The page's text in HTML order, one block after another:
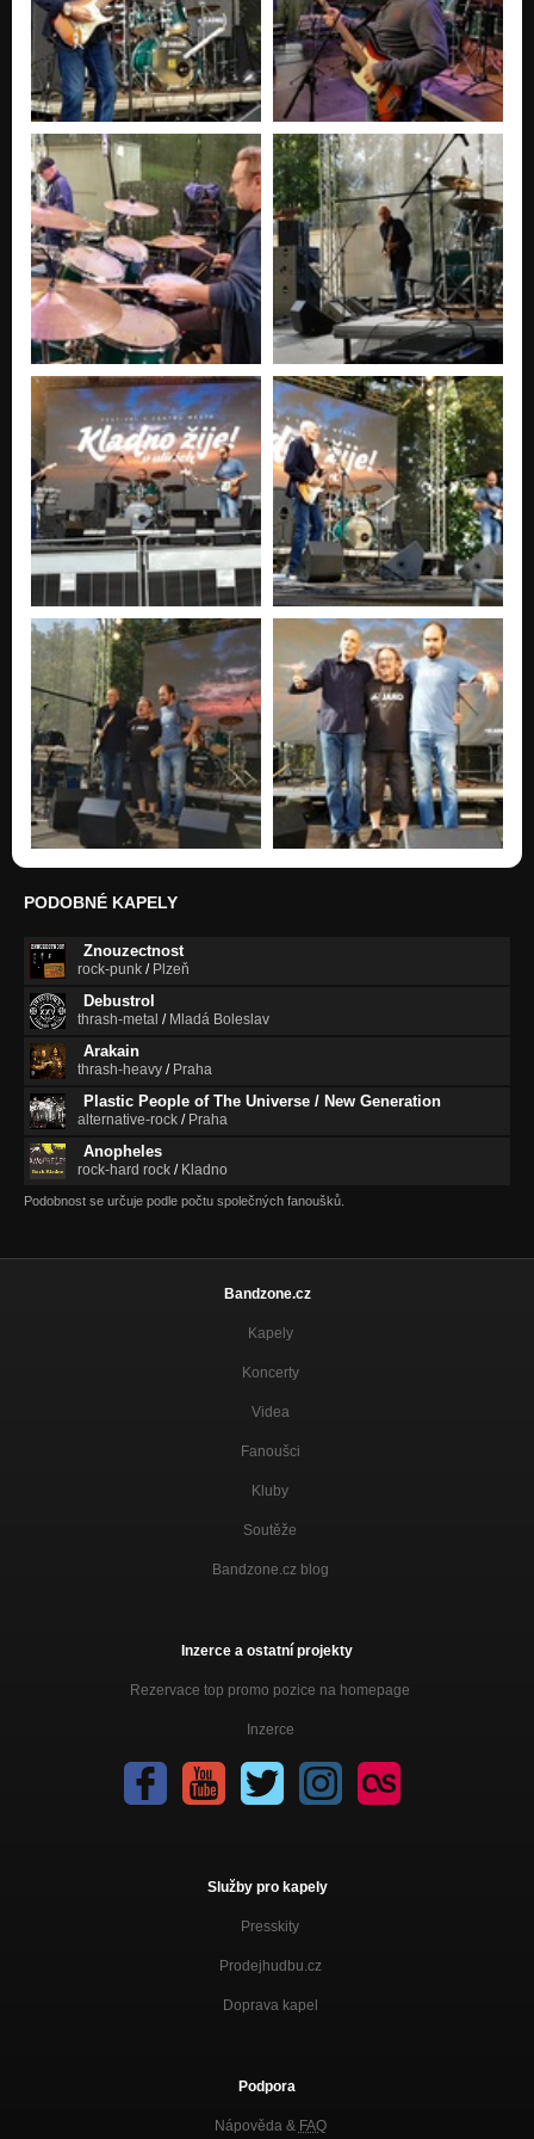
Ještě včera
Hala bala blues
Blues prasklý struny
Hala bala blues
Co je, Co je
Hala bala blues
PODOBNÉ KAPELY
Znouzectnost
rock-punk / Plzeň
Debustrol
thrash-metal / Mladá Boleslav
Arakain
thrash-heavy / Praha
Plastic People of The Universe / New Generation
alternative-rock / Praha
Anopheles
rock-hard rock / Kladno
Podobnost se určuje podle počtu společných fanoušků.
Bandzone.cz
Kapely
Koncerty
Videa
Fanoušci
Kluby
Soutěže
Bandzone.cz blog
Inzerce a ostatní projekty
Rezervace top promo pozice na homepage
Inzerce
Služby pro kapely
Presskity
Prodejhudbu.cz
Doprava kapel
Podpora
Nápověda & FAQ